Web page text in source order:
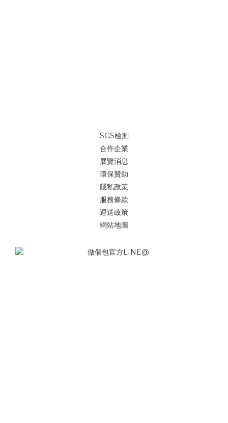
SGS檢測
合作企業
展覽消息
環保贊助
隱私政策
服務條款
運送政策
網站地圖